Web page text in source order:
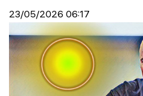
23/05/2026 06:17